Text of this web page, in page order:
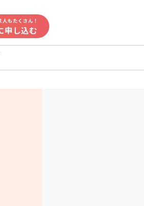
もたくさん！
申し込む